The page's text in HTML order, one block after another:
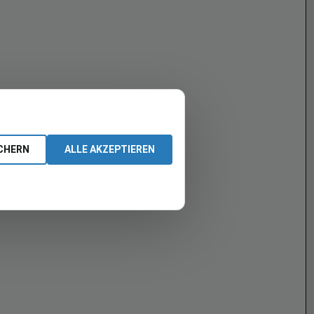
ALLE AKZEPTIEREN